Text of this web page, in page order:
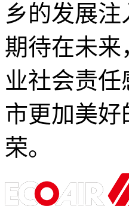
乡的发展
期待在未
业社会责
市更加美
荣。